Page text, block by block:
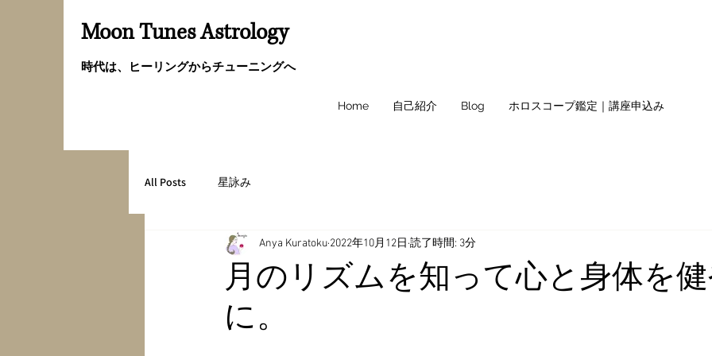
Moon Tunes Astrology
時代は、ヒーリングからチューニングへ
Home 自己紹介 Blog ホロスコープ鑑定｜講座申込み
All Posts 星詠み
月のリズムを知って心と身体を
に。
Anya Kuratoku 2022年10月12日 読了時間: 3分